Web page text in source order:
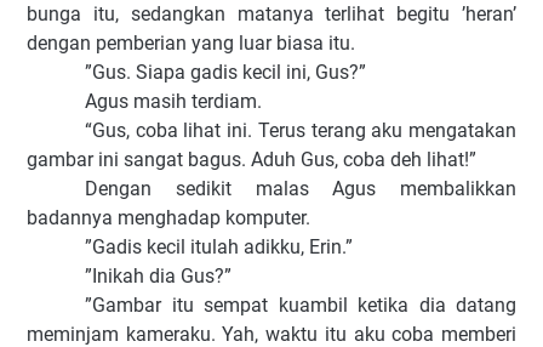
bunga itu, sedangkan matanya terlihat begitu ’heran’
dengan pemberian yang luar biasa itu.
”Gus. Siapa gadis kecil ini, Gus?”
Agus masih terdiam.
“Gus, coba lihat ini. Terus terang aku mengatakan
gambar ini sangat bagus. Aduh Gus, coba deh lihat!”
Dengan sedikit malas Agus membalikkan
badannya menghadap komputer.
”Gadis kecil itulah adikku, Erin.”
”Inikah dia Gus?”
”Gambar itu sempat kuambil ketika dia datang
meminjam kameraku. Yah, waktu itu aku coba memberi